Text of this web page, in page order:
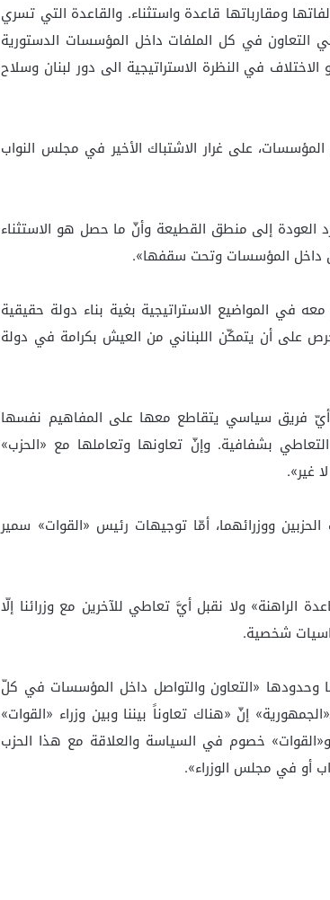
ومقارباتها قاعدة واستثناء. والقاعدة التي تسري
التعاون في كل الملفات داخل المؤسسات الدستورية
الاختلاف في النظرة الاستراتيجية الى دور لبنان وسلاح
على غرار الاشتباك الأخير في مجلس النواب
العودة إلى منطق القطيعة وأنّ ما حصل هو الاستثناء
داخل المؤسسات وتحت سقفها».
في المواضيع الاستراتيجية بغية بناء دولة حقيقية
على أن يتمكّن اللبناني من العيش بكرامة في دولة
أيّ فريق سياسي يتقاطع معها على المفاهيم نفسها
والتعاطي بشفافية. وإنّ تعاونها وتعاملها مع «الحزب»
غير».
ووزرائهما، أمّا توجيهات رئيس «القوات» سمير
الراهنة» ولا نقبل أيَّ تعاطي للآخرين مع وزرائنا إلّا
شخصية.
وحدودها «التعاون والتواصل داخل المؤسسات في كلّ
إنّ «هناك تعاوناً بيننا وبين وزراء «القوات»
خصوم في السياسة والعلاقة مع هذا الحزب
أو في مجلس الوزراء».